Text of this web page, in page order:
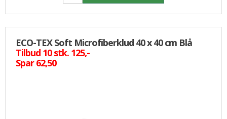
ECO-TEX Soft Microfiberklud 40 x 40 cm Blå
Tilbud 10 stk. 125,-
Spar 62,50